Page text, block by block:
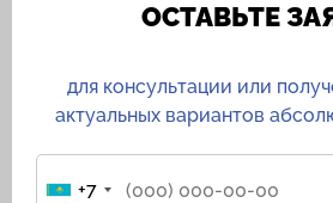
ОСТАВЬТЕ
для консультации или
актуальных вариантов
+7